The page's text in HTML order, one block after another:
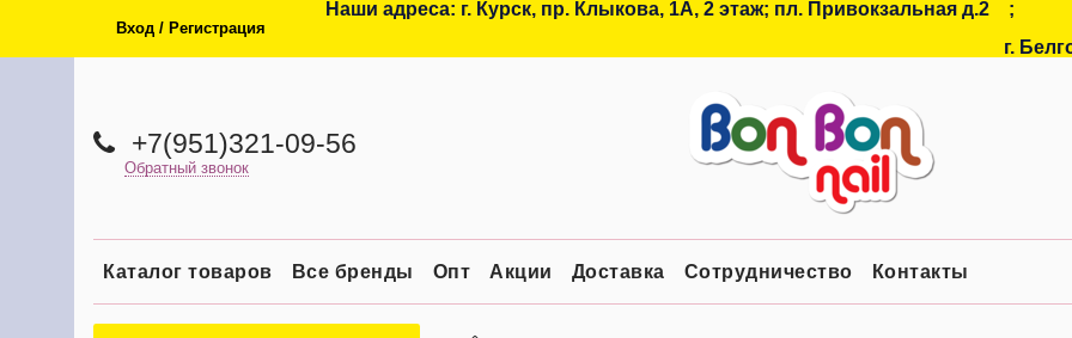
Вход / Регистрация
Наши адреса: г. Курск, пр. Клыкова, 1А, 2 этаж; пл. Привокзальная д.2
;
г.
+7(951)321-09-56
Обратный звонок
Каталог товаров Все бренды Опт Акции Доставка Сотрудничество Контакты